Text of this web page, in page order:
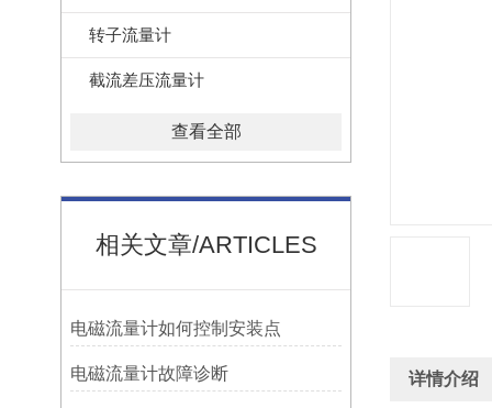
转子流量计
截流差压流量计
查看全部
相关文章/ARTICLES
电磁流量计如何控制安装点
电磁流量计故障诊断 详情介绍